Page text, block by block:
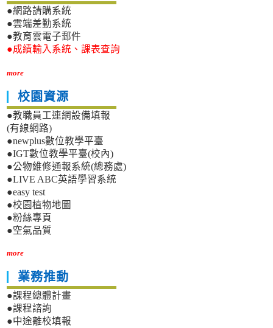
●網路請購系統
●雲端差勤系統
●教育雲電子郵件
●成績輸入系統、課表查詢
more
校園資源
●教職員工連網設備填報
(有線網路)
●newplus數位教學平臺
●IGT數位教學平臺(校內)
●公物維修通報系統(總務處)
●LIVE ABC英語學習系統
●easy test
●校園植物地圖
●粉絲專頁
●空氣品質
more
業務推動
●課程總體計畫
●課程諮詢
●中途離校填報